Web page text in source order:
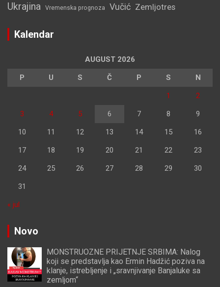
Ukrajina Vremenska prognoza Vučić Zemljotres
Kalendar
AUGUST 2026
P U S Č P S N
1 2
3 4 5 6 7 8 9
10 11 12 13 14 15 16
17 18 19 20 21 22 23
24 25 26 27 28 29 30
31
« jul
Novo
MONSTRUOZNE PRIJETNJE SRBIMA: Nalog
koji se predstavlja kao Ermin Hadžić poziva na
klanje, istrebljenje i „sravnjivanje Banjaluke sa
zemljom“